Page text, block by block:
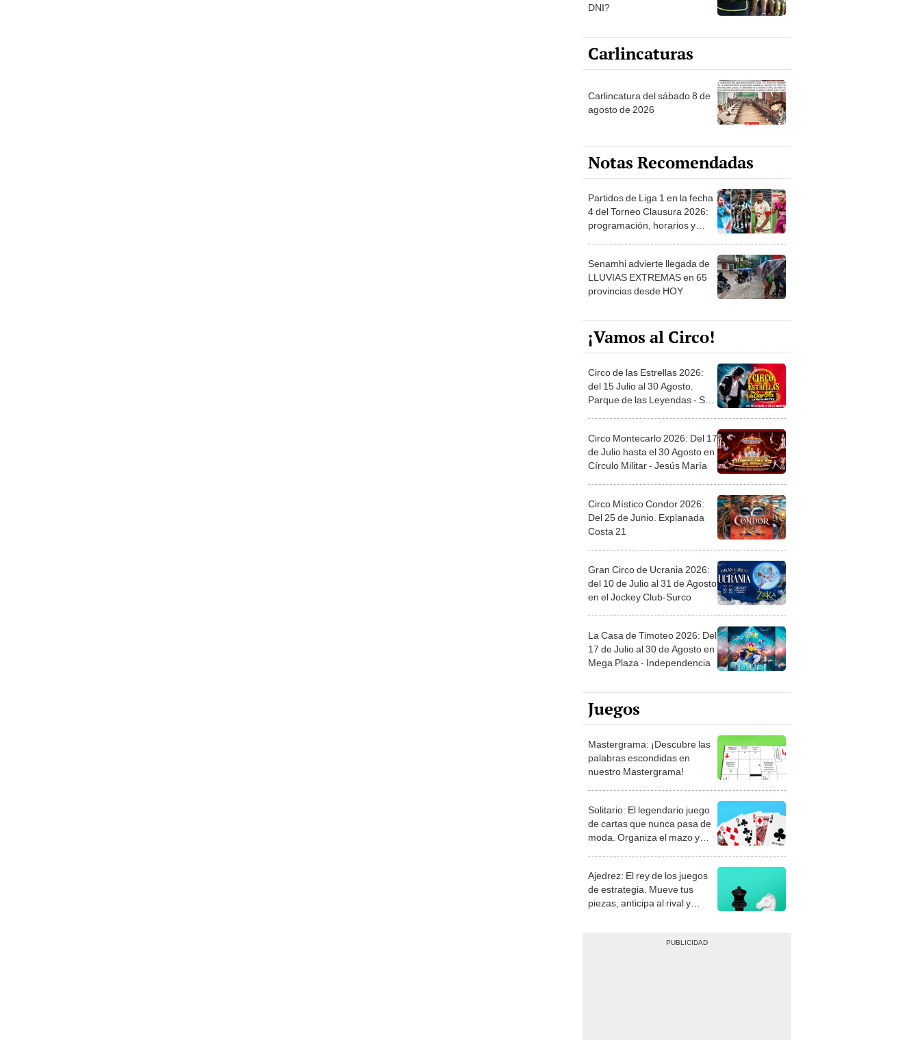
DNI?
Carlincaturas
Carlincatura del sábado 8 de
agosto de 2026
Notas Recomendadas
Partidos de Liga 1 en la fecha
4 del Torneo Clausura 2026:
programación, horarios y
Senamhi advierte llegada de
LLUVIAS EXTREMAS en 65
provincias desde HOY
¡Vamos al Circo!
Circo de las Estrellas 2026:
del 15 Julio al 30 Agosto.
Parque de las Leyendas - San
Circo Montecarlo 2026: Del 17
de Julio hasta el 30 Agosto en
Círculo Militar - Jesús María
Circo Místico Condor 2026:
Del 25 de Junio. Explanada
Costa 21
Gran Circo de Ucrania 2026:
del 10 de Julio al 31 de Agosto
en el Jockey Club-Surco
La Casa de Timoteo 2026: Del
17 de Julio al 30 de Agosto en
Mega Plaza - Independencia
Juegos
Mastergrama: ¡Descubre las
palabras escondidas en
nuestro Mastergrama!
Solitario: El legendario juego
de cartas que nunca pasa de
moda. Organiza el mazo y
Ajedrez: El rey de los juegos
de estrategia. Mueve tus
piezas, anticipa al rival y